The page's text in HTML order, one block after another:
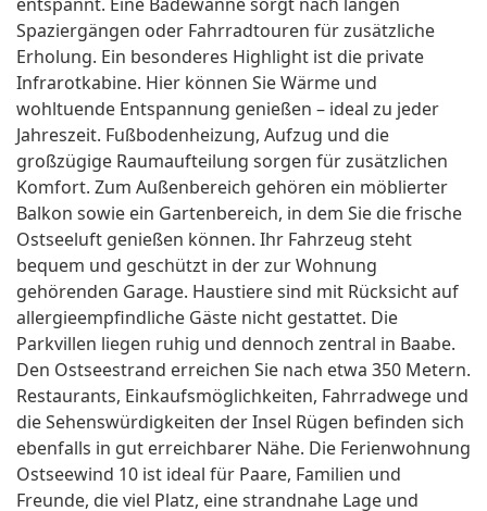
Spaziergängen oder Fahrradtouren für zusätzliche
Erholung. Ein besonderes Highlight ist die private
Infrarotkabine. Hier können Sie Wärme und
wohltuende Entspannung genießen – ideal zu jeder
Jahreszeit. Fußbodenheizung, Aufzug und die
großzügige Raumaufteilung sorgen für zusätzlichen
Komfort. Zum Außenbereich gehören ein möblierter
Balkon sowie ein Gartenbereich, in dem Sie die frische
Ostseeluft genießen können. Ihr Fahrzeug steht
bequem und geschützt in der zur Wohnung
gehörenden Garage. Haustiere sind mit Rücksicht auf
allergieempfindliche Gäste nicht gestattet. Die
Parkvillen liegen ruhig und dennoch zentral in Baabe.
Den Ostseestrand erreichen Sie nach etwa 350 Metern.
Restaurants, Einkaufsmöglichkeiten, Fahrradwege und
die Sehenswürdigkeiten der Insel Rügen befinden sich
ebenfalls in gut erreichbarer Nähe. Die Ferienwohnung
Ostseewind 10 ist ideal für Paare, Familien und
Freunde, die viel Platz, eine strandnahe Lage und